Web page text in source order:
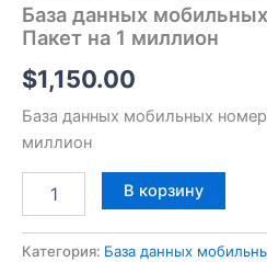
База данных
Пакет на 1 миллион
$1,150.00
База данных мобильных
миллион
В корзину
Категория: База данных